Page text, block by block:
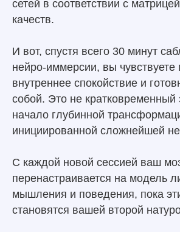
сетей в соответствии с
качеств.
И вот, спустя всего 30 минут
нейро-иммерсии, вы чувствуете
внутреннее спокойствие и
собой. Это не
начало глубинной
инициированной сложнейшей
С каждой новой сессией ваш
перенастраивается на модель
мышления и поведения, пока
становятся вашей второй